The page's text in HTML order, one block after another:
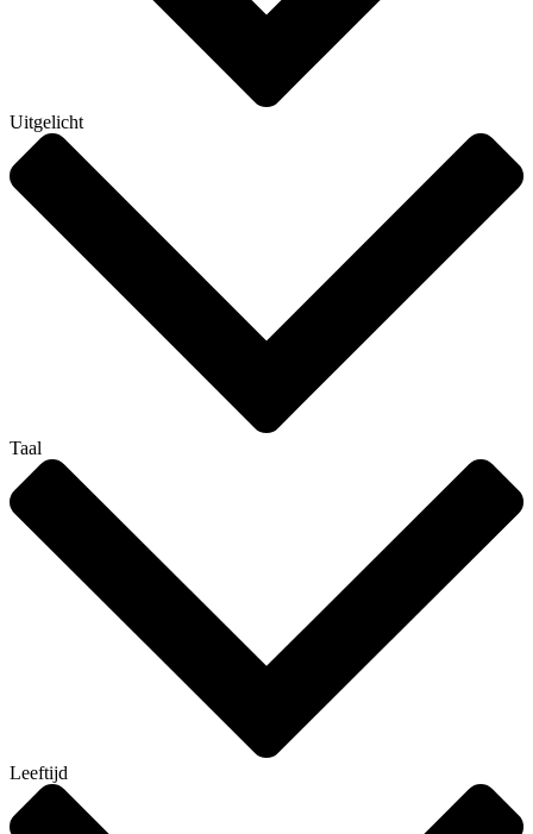
Uitgelicht
Taal
Leeftijd